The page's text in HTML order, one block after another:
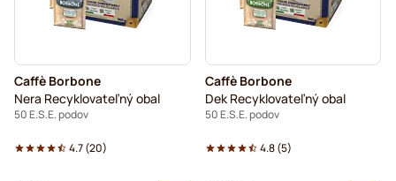
Caffè Borbone
Nera Recyklovateľný obal
50 E.S.E. podov
4.7(20)
Caffè Borbone
Dek Recyklovateľný obal
50 E.S.E. podov
4.8(5)